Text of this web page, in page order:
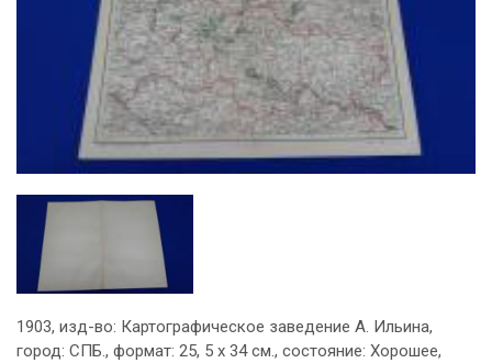
1903, изд-во: Картографическое заведение А. Ильина,
город: СПБ., формат: 25, 5 х 34 см., состояние: Хорошее,